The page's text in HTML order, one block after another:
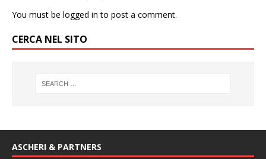
You must be logged in to post a comment.
CERCA NEL SITO
ASCHERI & PARTNERS